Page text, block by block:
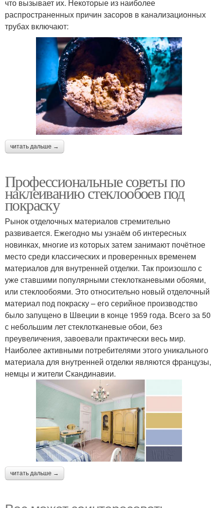
что вызывает их. Некоторые из наиболее
распространенных причин засоров в канализационных
трубах включают:
читать дальше →
Профессиональные советы по
наклеиванию стеклообоев под
покраску
Рынок отделочных материалов стремительно
развивается. Ежегодно мы узнаём об интересных
новинках, многие из которых затем занимают почётное
место среди классических и проверенных временем
материалов для внутренней отделки. Так произошло с
уже ставшими популярными стеклотканевыми обоями,
или стеклообоями. Это относительно новый отделочный
материал под покраску – его серийное производство
было запущено в Швеции в конце 1959 года. Всего за 50
с небольшим лет стеклотканевые обои, без
преувеличения, завоевали практически весь мир.
Наиболее активными потребителями этого уникального
материала для внутренней отделки являются французы,
немцы и жители Скандинавии.
читать дальше →